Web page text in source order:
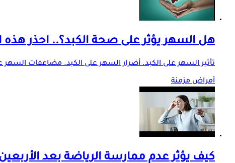
هل السهر يؤثر على صحة الكبد؟.. احذر هذه
تأثير السهر على الكبد. أضرار السهر على الكبد. مضاعفات
أمراض مزمنة
كيف يؤثر عدم ممارسة الرياضة بعد